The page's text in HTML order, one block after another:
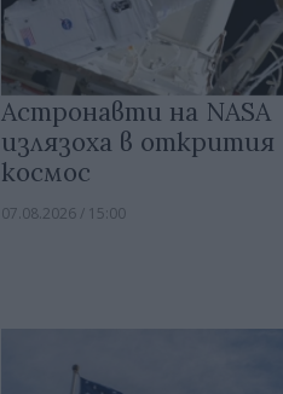
Астронавти на NASA
излязоха в открития
космос
07.08.2026 / 15:00